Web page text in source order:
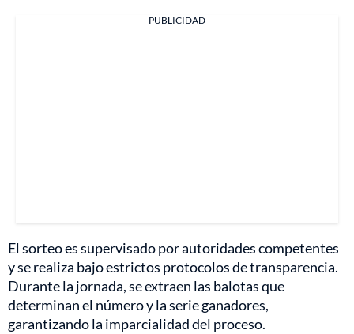
PUBLICIDAD
El sorteo es supervisado por autoridades competentes
y se realiza bajo estrictos protocolos de transparencia.
Durante la jornada, se extraen las balotas que
determinan el número y la serie ganadores,
garantizando la imparcialidad del proceso.